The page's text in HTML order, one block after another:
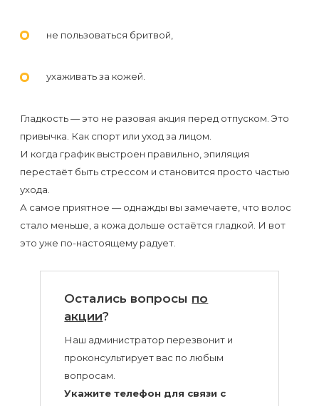
не пользоваться бритвой,
ухаживать за кожей.
Гладкость — это не разовая акция перед отпуском. Это
привычка. Как спорт или уход за лицом.
И когда график выстроен правильно, эпиляция
перестаёт быть стрессом и становится просто частью
ухода.
А самое приятное — однажды вы замечаете, что волос
стало меньше, а кожа дольше остаётся гладкой. И вот
это уже по-настоящему радует.
Остались вопросы по
акции?
Наш администратор перезвонит и
проконсультирует вас по любым
вопросам.
Укажите телефон для связи с